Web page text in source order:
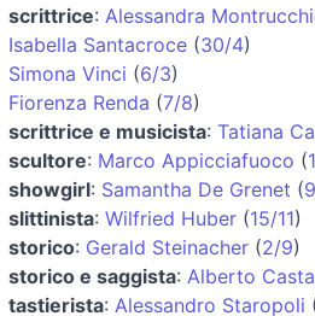
scrittrice: Alessandra
Isabella Santacroce (30/4)
Simona Vinci (6/3)
Fiorenza Renda (7/8)
scrittrice e musicista: Tatiana
scultore: Marco Appicciafuoco (
showgirl: Samantha De Grenet (
slittinista: Wilfried Huber (15/11)
storico: Gerald Steinacher (2/9)
storico e saggista: Alberto
tastierista: Alessandro Staropoli